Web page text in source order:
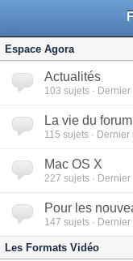
Espace Agora
Actualités
103 sujets ·
La vie du forum
115 sujets · Dernier
Mac OS X
227 sujets ·
Pour les
147 sujets ·
Les Formats Vidéo